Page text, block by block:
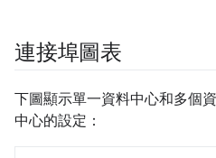
連接埠圖表
下圖顯示單一資料中心和多個
中心的設定：